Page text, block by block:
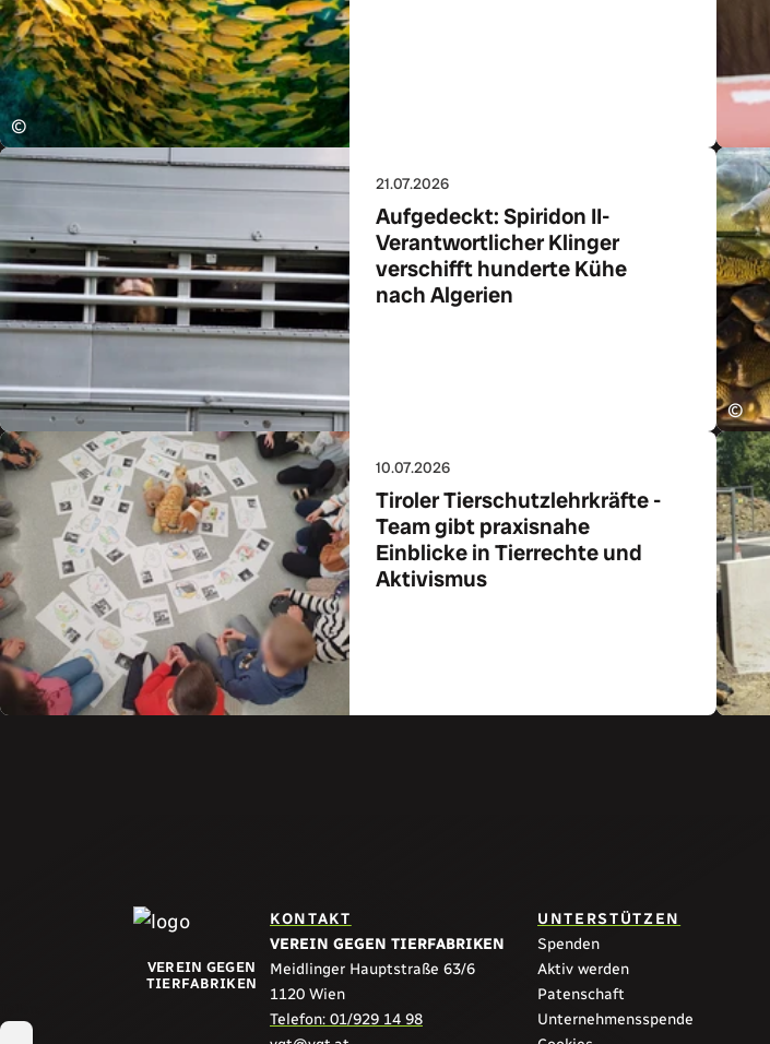
©
21.07.2026
Aufgedeckt: Spiridon II-
Verantwortlicher Klinger
verschifft hunderte Kühe
nach Algerien
©
10.07.2026
Tiroler Tierschutzlehrkräfte -
Team gibt praxisnahe
Einblicke in Tierrechte und
Aktivismus
VEREIN GEGEN
TIERFABRIKEN
KONTAKT
VEREIN GEGEN TIERFABRIKEN
Meidlinger Hauptstraße 63/6
1120 Wien
Telefon: 01/929 14 98
UNTERSTÜTZEN
Spenden
Aktiv werden
Patenschaft
Unternehmensspende